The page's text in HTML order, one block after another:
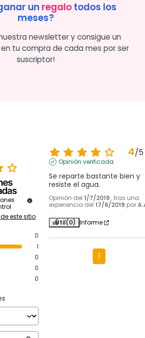
un regalotodos los
meses?
newsletter y consigue un
tu compra de cada mes por ser
suscriptor!
este sitio
0
1
0
0
0
4/5
Opinión verificada
Se reparte bastante bien y
resiste el agua.
Opinión del 1/7/2019 , tras una
experiencia del 17/6/2019 por
Útil(0) Informe
1